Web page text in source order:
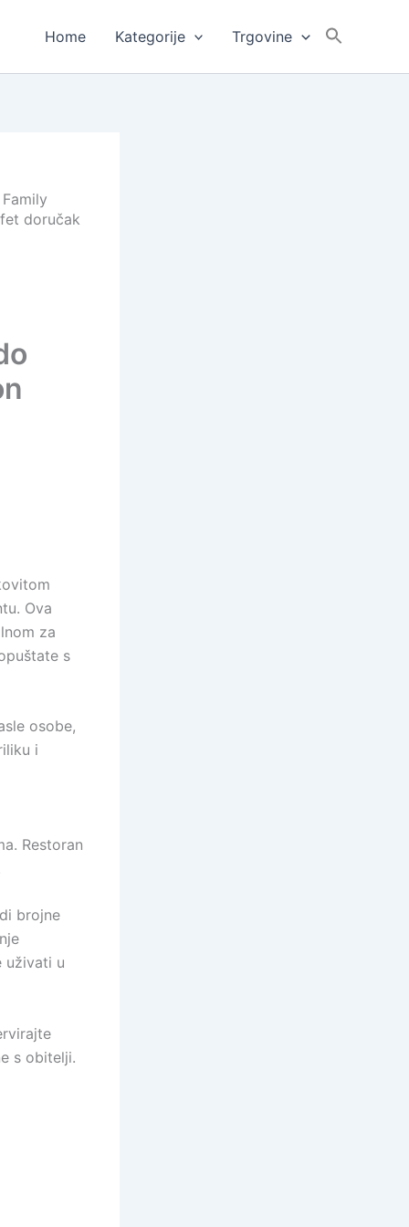
Home Kategorije Trgovine
doručak
Ova
za
s
osobe,
i
Restoran
brojne
uživati u
s obitelji.